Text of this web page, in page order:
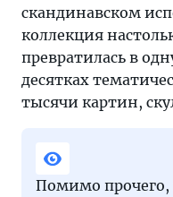
скандинавском
коллекция
превратилась в
десятках
тысячи картин,
Помимо прочего,